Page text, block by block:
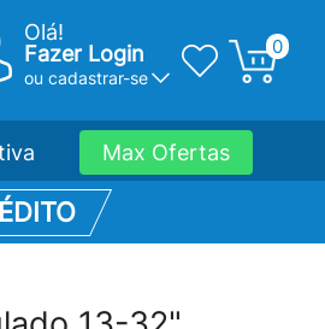
Olá!
Fazer Login
ou cadastrar-se
0
Max Ofertas